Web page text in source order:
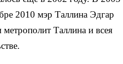
2010 мэр Таллина Эдгар
Таллина и всея